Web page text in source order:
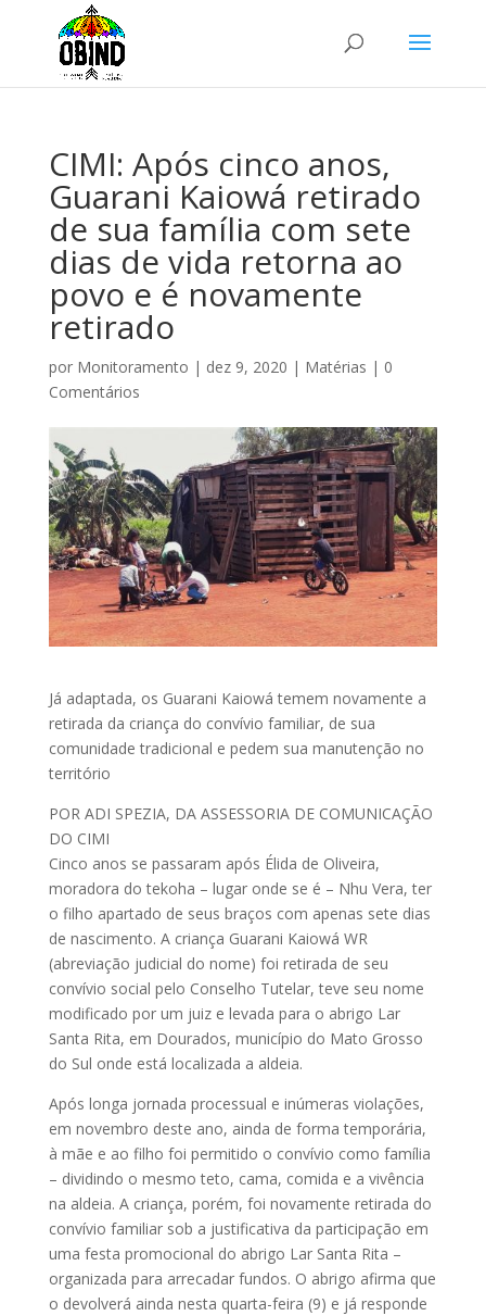
CIMI: Após cinco anos,
Guarani Kaiowá retirado
de sua família com sete
dias de vida retorna ao
povo e é novamente
retirado
por Monitoramento | dez 9, 2020 | Matérias | 0
Comentários
Já adaptada, os Guarani Kaiowá temem novamente a
retirada da criança do convívio familiar, de sua
comunidade tradicional e pedem sua manutenção no
território
POR ADI SPEZIA, DA ASSESSORIA DE COMUNICAÇÃO
DO CIMI
Cinco anos se passaram após Élida de Oliveira,
moradora do tekoha – lugar onde se é – Nhu Vera, ter
o filho apartado de seus braços com apenas sete dias
de nascimento. A criança Guarani Kaiowá WR
(abreviação judicial do nome) foi retirada de seu
convívio social pelo Conselho Tutelar, teve seu nome
modificado por um juiz e levada para o abrigo Lar
Santa Rita, em Dourados, município do Mato Grosso
do Sul onde está localizada a aldeia.
Após longa jornada processual e inúmeras violações,
em novembro deste ano, ainda de forma temporária,
à mãe e ao filho foi permitido o convívio como família
– dividindo o mesmo teto, cama, comida e a vivência
na aldeia. A criança, porém, foi novamente retirada do
convívio familiar sob a justificativa da participação em
uma festa promocional do abrigo Lar Santa Rita –
organizada para arrecadar fundos. O abrigo afirma que
o devolverá ainda nesta quarta-feira (9) e já responde